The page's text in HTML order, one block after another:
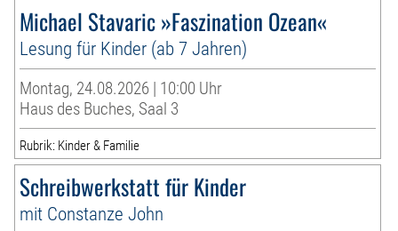
Michael Stavaric »Faszination Ozean«
Lesung für Kinder (ab 7 Jahren)
Montag, 24.08.2026 | 10:00 Uhr
Haus des Buches, Saal 3
Rubrik: Kinder & Familie
Schreibwerkstatt für Kinder
mit Constanze John